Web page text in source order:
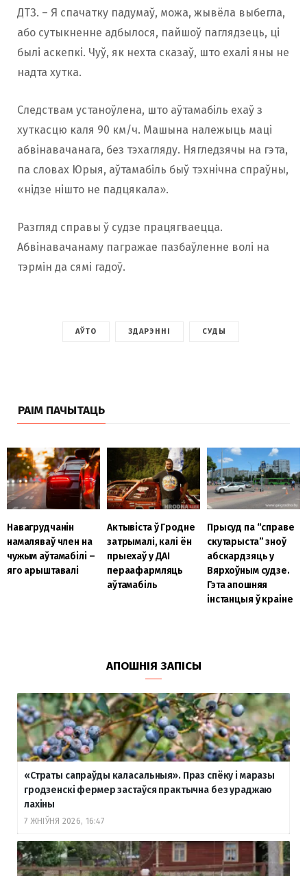
ДТЗ. – Я спачатку падумаў, можа, жывёла выбегла,
або сутыкненне адбылося, пайшоў паглядзець, ці
былі аскепкі. Чуў, як нехта сказаў, што ехалі яны не
надта хутка.
Следствам устаноўлена, што аўтамабіль ехаў з
хуткасцю каля 90 км/ч. Машына належыць маці
абвінавачанага, без тэхагляду. Нягледзячы на ​​гэта,
па словах Юрыя, аўтамабіль быў тэхнічна спраўны,
«нідзе нішто не падцякала».
Разгляд справы ў судзе працягваецца.
Абвінавачанаму пагражае пазбаўленне волі на
тэрмін да сямі гадоў.
АЎТО ЗДАРЭННІ СУДЫ
РАІМ ПАЧЫТАЦЬ
Навагрудчанін
намаляваў член на
чужым аўтамабілі –
яго арыштавалі
Актывіста ў Гродне
затрымалі, калі ён
прыехаў у ДАІ
пераафармляць
аўтамабіль
Прысуд па “справе
скутарыста” зноў
абскардзяць у
Вярхоўным судзе.
Гэта апошняя
інстанцыя ў краіне
АПОШНІЯ ЗАПІСЫ
«Страты сапраўды каласальныя». Праз спёку і маразы
гродзенскі фермер застаўся практычна без ураджаю
лахіны
7 ЖНІЎНЯ 2026, 16:47